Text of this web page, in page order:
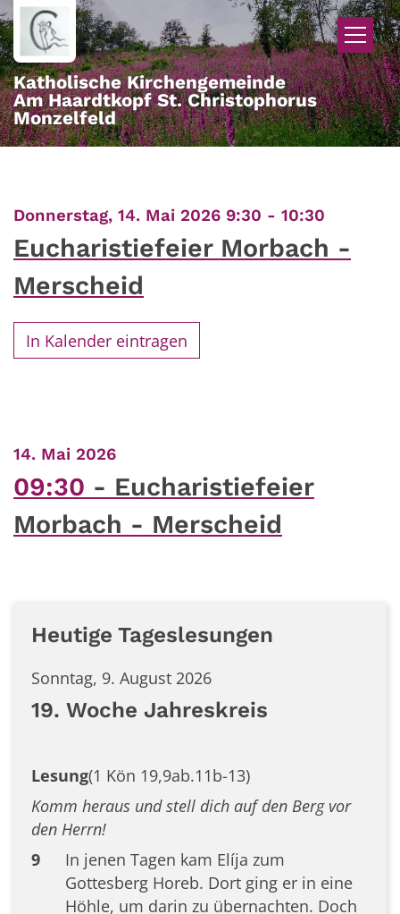
Zum Inhalt springen
Katholische Kirchengemeinde
Am Haardtkopf St. Christophorus
Monzelfeld
Donnerstag, 14. Mai 2026 9:30 - 10:30
Eucharistiefeier Morbach -
Merscheid
In Kalender eintragen
14. Mai 2026:
09:30
Eucharistiefeier
Morbach - Merscheid
Heutige Tageslesungen
Sonntag, 9. August 2026
19. Woche Jahreskreis
Lesung(1 Kön 19,9ab.11b-13)
Komm heraus und stell dich auf den Berg vor
den Herrn!
9
In jenen Tagen kam Elíja zum
Gottesberg Horeb. Dort ging er in eine
Höhle, um darin zu übernachten. Doch